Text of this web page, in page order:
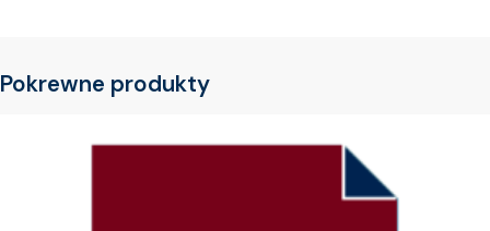
Pokrewne produkty